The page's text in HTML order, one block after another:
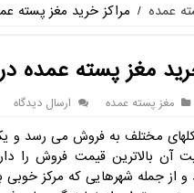
عمده / مراکز خرید مغز پسته
مغز پسته عمده
مغز پسته عمده ارسال دیدگاه
مختلف به فروش می رسد و
آن بالاترین قیمت فروش را
و از جمله شهرهایی که مرکز